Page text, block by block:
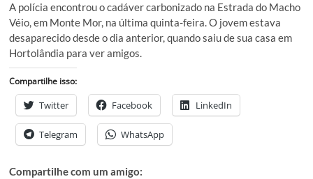
A polícia encontrou o cadáver carbonizado na Estrada do Macho
Véio, em Monte Mor, na última quinta-feira. O jovem estava
desaparecido desde o dia anterior, quando saiu de sua casa em
Hortolândia para ver amigos.
Compartilhe isso:
Twitter Facebook LinkedIn
Telegram WhatsApp
Compartilhe com um amigo: